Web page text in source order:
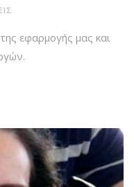
εφαρμογής μας και